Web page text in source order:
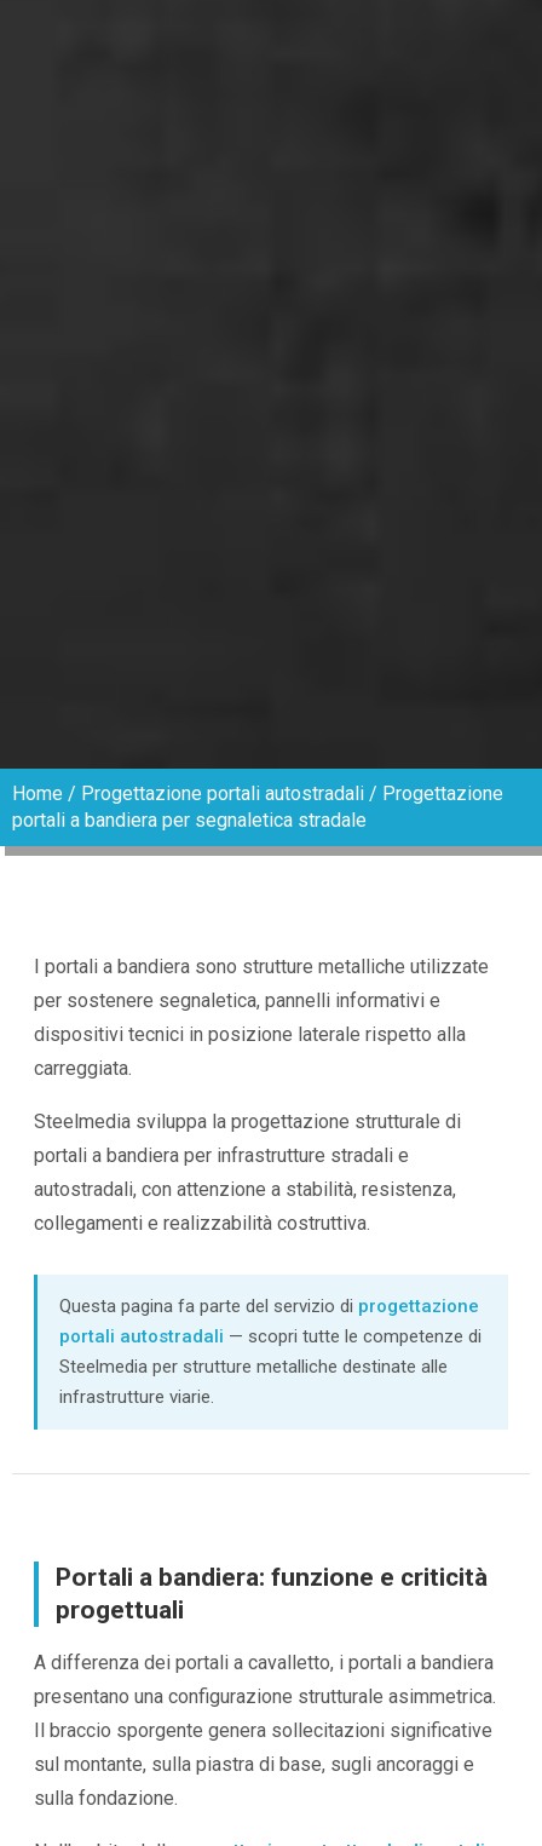
Home / Progettazione portali autostradali / Progettazione
portali a bandiera per segnaletica stradale
I portali a bandiera sono strutture metalliche utilizzate
per sostenere segnaletica, pannelli informativi e
dispositivi tecnici in posizione laterale rispetto alla
carreggiata.
Steelmedia sviluppa la progettazione strutturale di
portali a bandiera per infrastrutture stradali e
autostradali, con attenzione a stabilità, resistenza,
collegamenti e realizzabilità costruttiva.
Questa pagina fa parte del servizio di progettazione
portali autostradali — scopri tutte le competenze di
Steelmedia per strutture metalliche destinate alle
infrastrutture viarie.
Portali a bandiera: funzione e criticità
progettuali
A differenza dei portali a cavalletto, i portali a bandiera
presentano una configurazione strutturale asimmetrica.
Il braccio sporgente genera sollecitazioni significative
sul montante, sulla piastra di base, sugli ancoraggi e
sulla fondazione.